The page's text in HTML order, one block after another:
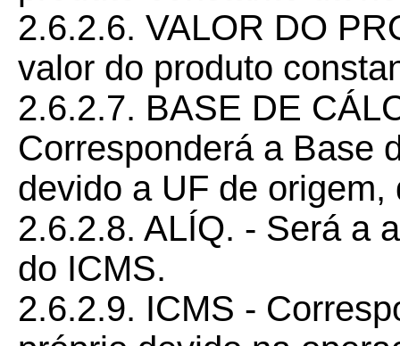
2.6.2.6. VALOR DO
valor do produto
2.6.2.7. BASE DE
Corresponderá a Base
devido a UF de
2.6.2.8. ALÍQ. - Será a
do ICMS.
2.6.2.9. ICMS -